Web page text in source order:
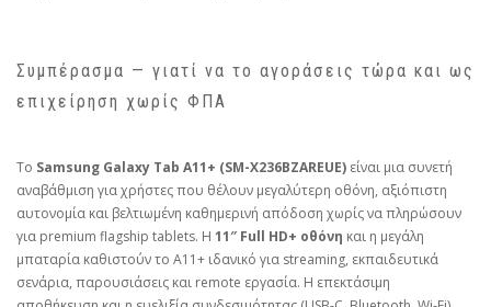
Συμπέρασμα — γιατί να το αγοράσεις τώρα και ως
επιχείρηση χωρίς ΦΠΑ
Το Samsung Galaxy Tab A11+ (SM-X236BZAREUE) είναι μια συνετή
αναβάθμιση για χρήστες που θέλουν μεγαλύτερη οθόνη, αξιόπιστη
αυτονομία και βελτιωμένη καθημερινή απόδοση χωρίς να πληρώσουν
για premium flagship tablets. Η 11″ Full HD+ οθόνη και η μεγάλη
μπαταρία καθιστούν το A11+ ιδανικό για streaming, εκπαιδευτικά
σενάρια, παρουσιάσεις και remote εργασία. Η επεκτάσιμη